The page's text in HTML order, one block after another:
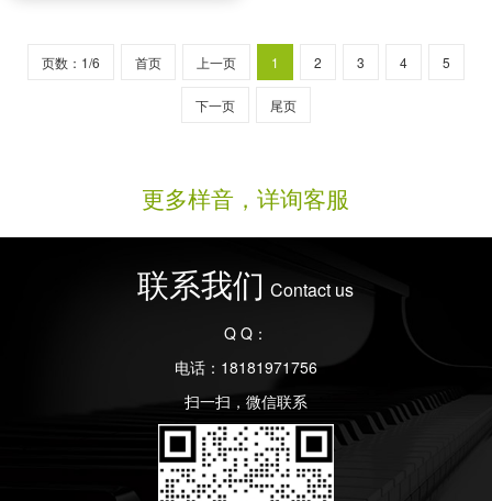
页数：1/6 首页 上一页 1 2 3 4 5
下一页 尾页
更多样音，详询客服
联系我们 Contact us
Q Q：
电话：18181971756
扫一扫，微信联系